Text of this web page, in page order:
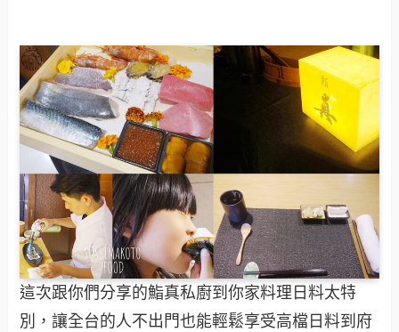
這次跟你們分享的鮨真私廚到你家料理日料太特
別，讓全台的人不出門也能輕鬆享受高檔日料到府